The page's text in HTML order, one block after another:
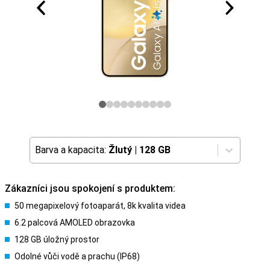
Barva a kapacita: Žlutý | 128 GB
Zákazníci jsou spokojení s produktem:
50 megapixelový fotoaparát, 8k kvalita videa
6.2 palcová AMOLED obrazovka
128 GB úložný prostor
Odolné vůči vodě a prachu (IP68)